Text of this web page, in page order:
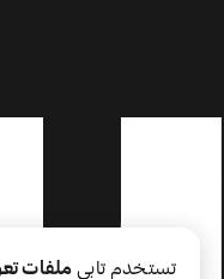
تستخدم تابي ملفات